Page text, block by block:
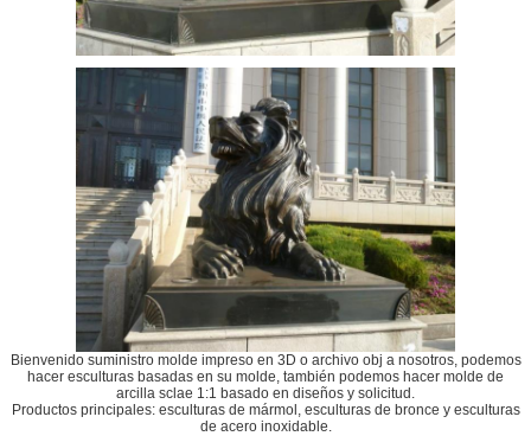
Bienvenido suministro molde impreso en 3D o archivo obj a nosotros, podemos
hacer esculturas basadas en su molde, también podemos hacer molde de
arcilla sclae 1:1 basado en diseños y solicitud.
Productos principales: esculturas de mármol, esculturas de bronce y esculturas
de acero inoxidable.